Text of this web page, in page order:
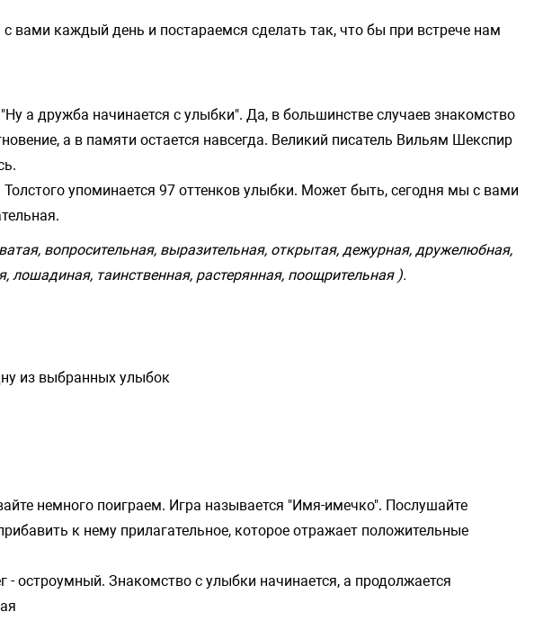
каждый день и постараемся сделать так, что бы при встрече нам
а дружба начинается с улыбки". Да, в большинстве случаев знакомство
а в памяти остается навсегда. Великий писатель Вильям Шекспир
упоминается 97 оттенков улыбки. Может быть, сегодня мы с вами
вопросительная, выразительная, открытая, дежурная, дружелюбная,
лошадиная, таинственная, растерянная, поощрительная ).
из выбранных улыбок
немного поиграем. Игра называется "Имя-имечко". Послушайте
к нему прилагательное, которое отражает положительные
остроумный. Знакомство с улыбки начинается, а продолжается